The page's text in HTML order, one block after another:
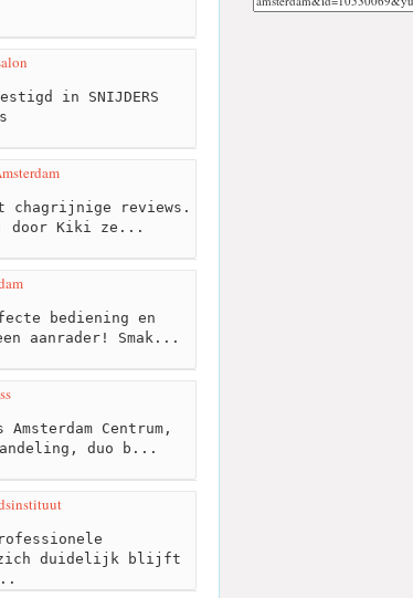
in SNIJDERS
chagrijnige reviews.
door Kiki ze...
bediening en
aanrader! Smak...
Centrum,
duo b...
zich duidelijk blijft